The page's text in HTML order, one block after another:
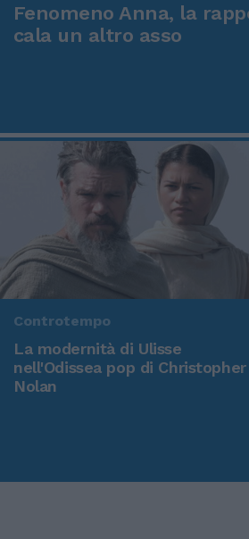
Fenomeno Anna, la
cala un altro asso
Controtempo
La modernità di Ulisse
nell'Odissea pop di Christopher
Nolan